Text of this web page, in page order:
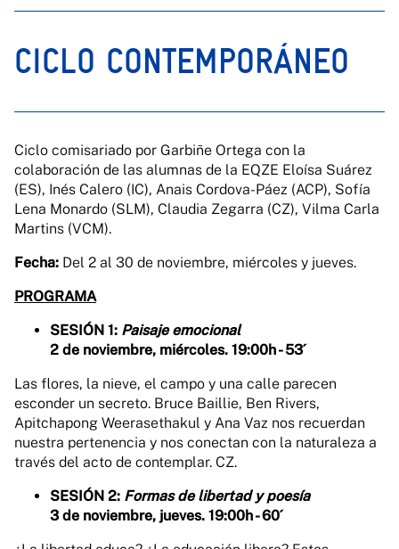
CICLO CONTEMPORÁNEO
Ciclo comisariado por Garbiñe Ortega con la
colaboración de las alumnas de la EQZE Eloísa Suárez
(ES), Inés Calero (IC), Anais Cordova-Páez (ACP), Sofía
Lena Monardo (SLM), Claudia Zegarra (CZ), Vilma Carla
Martins (VCM).
Fecha: Del 2 al 30 de noviembre, miércoles y jueves.
PROGRAMA
SESIÓN 1: Paisaje emocional
2 de noviembre, miércoles. 19:00h - 53´
Las flores, la nieve, el campo y una calle parecen
esconder un secreto. Bruce Baillie, Ben Rivers,
Apitchapong Weerasethakul y Ana Vaz nos recuerdan
nuestra pertenencia y nos conectan con la naturaleza a
través del acto de contemplar. CZ.
SESIÓN 2: Formas de libertad y poesía
3 de noviembre, jueves. 19:00h - 60´